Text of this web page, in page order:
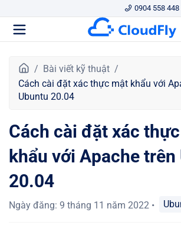
0904 558 448
r
a
c
ủ
Bài viết kỹ thuật
Cách cài đặt xác thực mật khẩu với
Ubuntu 20.04
Cách cài đặt xác
khẩu với Apache trên
20.04
Ngày đăng: 9 tháng 11 năm 2022 •